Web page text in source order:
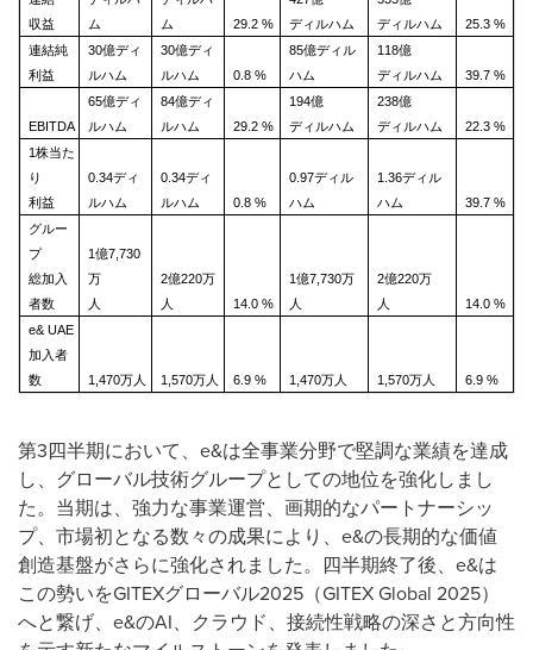
収益
ム
ム
29.2 %
ディルハム
ディルハム
25.3 %
連結純
利益
30億ディ
ルハム
30億ディ
ルハム
0.8 %
85億ディル
ハム
118億
ディルハム
39.7 %
EBITDA
65億ディ
ルハム
84億ディ
ルハム
29.2 %
194億
ディルハム
238億
ディルハム
22.3 %
1株当た
り
利益
0.34ディ
ルハム
0.34ディ
ルハム
0.8 %
0.97ディル
ハム
1.36ディル
ハム
39.7 %
グルー
プ
総加入
者数
1億7,730
万
人
2億220万
人
14.0 %
1億7,730万
人
2億220万
人
14.0 %
e& UAE
加入者
数
1,470万人 1,570万人 6.9 % 1,470万人 1,570万人 6.9 %
第3四半期において、e&は全事業分野で堅調な業績を達成
し、グローバル技術グループとしての地位を強化しまし
た。当期は、強力な事業運営、画期的なパートナーシッ
プ、市場初となる数々の成果により、e&の長期的な価値
創造基盤がさらに強化されました。四半期終了後、e&は
この勢いをGITEXグローバル2025（GITEX Global 2025）
へと繋げ、e&のAI、クラウド、接続性戦略の深さと方向性